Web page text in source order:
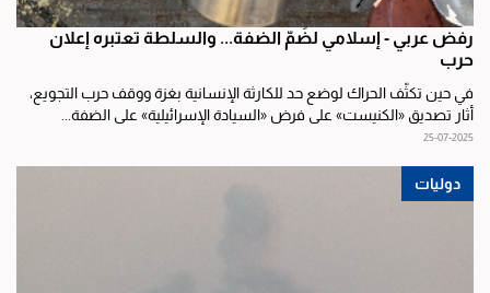
رفض عربي - إسلامي لضَمّ الضفة... والسلطة تعتبره إعلان
حرب
في حين تكثّف الحراك لوضع حد للكارثة الإنسانية بغزة ووقف حرب التجويع،
أثار تصديق «الكنيست» على فرض «السيادة الإسرائيلية» على الضفة...
25-07-2025
دوليات